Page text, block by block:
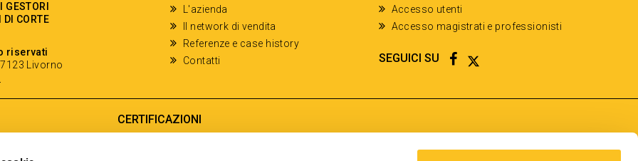
DI CORTE
riservati
Livorno
L'azienda
Il network di vendita
Referenze e case history
Contatti
Accesso utenti
Accesso magistrati e professionisti
SEGUICI SU FACEBOOK
TWITTER
CERTIFICAZIONI